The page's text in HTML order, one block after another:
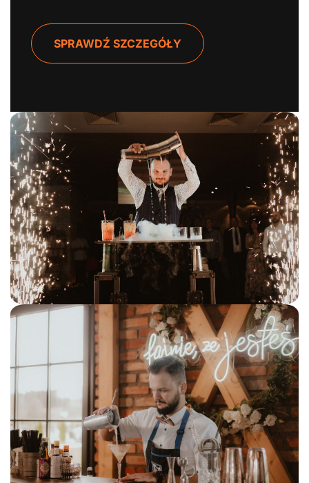
SPRAWDŹ SZCZEGÓŁY